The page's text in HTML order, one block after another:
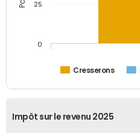
Cresserons
0
25
Impôt sur le revenu 2025